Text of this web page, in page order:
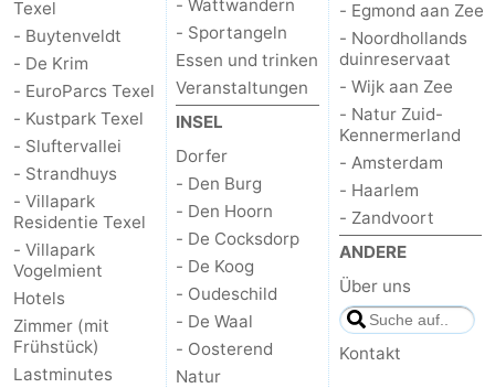
Zee
Zuid-
Kennermerland
Amsterdam
-
Haarlem
-
Zandvoort
Wetter
Kontakt
Texel
- Buytenveldt
- De Krim
- EuroParcs Texel
- Kustpark Texel
- Sluftervallei
- Strandhuys
- Villapark
Residentie Texel
- Villapark
Vogelmient
Hotels
Zimmer (mit
Frühstück)
Lastminutes
- Wattwandern
- Sportangeln
Essen und trinken
Veranstaltungen
INSEL
Dorfer
- Den Burg
- Den Hoorn
- De Cocksdorp
- De Koog
- Oudeschild
- De Waal
- Oosterend
Natur
- Egmond aan Zee
- Noordhollands
duinreservaat
- Wijk aan Zee
- Natur Zuid-
Kennermerland
- Amsterdam
- Haarlem
- Zandvoort
ANDERE
Über uns
Kontakt